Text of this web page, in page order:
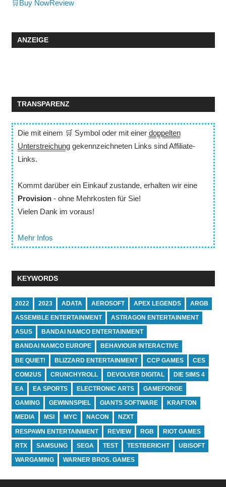
🛒Buy NowReview
ANZEIGE
TRANSPARENZ
Die mit einem 🛒 Symbol oder mit einer doppelten
Unterstreichunggekennzeichneten Links sind Affiliate-
Links.
Kommt darüber ein Einkauf zustande, erhalten wir eine
Provision- ohne Mehrkosten für Sie!
Vielen Dank im voraus!
Mehr Infos
KEYWORDS
2022 2023 ADATA AEROSOFT APEX LEGENDS ARGB
ASSEMBLE ENTERTAINMENT ASTRAGON ENTERTAINMENT
ASUS BANDAI NAMCO ENTERTAINMENT
BANDAI NAMCO EUROPE BEHAVIOUR INTERACTIVE
BE QUIET! BLIZZARD ENTERTAINMENT CCP GAMES CES
COM2US CRUNCHYROLL DEVOLVER DIGITAL DIE SIMS 4
EA EA SPORTS ELECTRONIC ARTS GAMEFORGE
GAMING GEWINNSPIEL GIANTS SOFTWARE KRAFTON
MEDIA MSI MYC NACON NZXT
RESPAWN ENTERTAINMENT REVIEW RGB RIOT GAMES
RTX SAMSUNG SEGA TEST TESTBERICHT UBISOFT
WARGAMING WARNER BROS. GAMES